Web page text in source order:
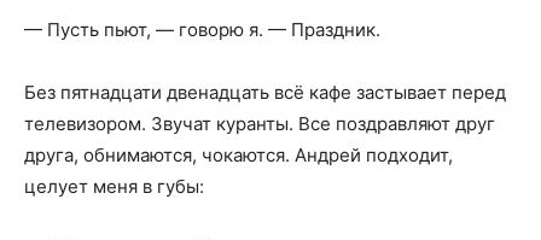
— Пусть пьют, — говорю я. — Праздник.
Без пятнадцати двенадцать всё кафе застывает перед
телевизором. Звучат куранты. Все поздравляют друг
друга, обнимаются, чокаются. Андрей подходит,
целует меня в губы: